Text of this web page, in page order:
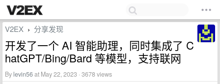
V2EX › 分享发现
开发了一个 AI 智能助理，同时集成了 C
hatGPT/Bing/Bard 等模型，支持联网
By levin56at May 22, 2023 · 3678 views